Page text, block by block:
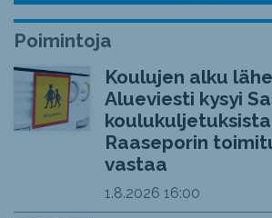
Poimintoja
Koulujen alku
Alueviesti kysyi
koulukuljetuksista
Raaseporin
vastaa
1.8.2026 16:00